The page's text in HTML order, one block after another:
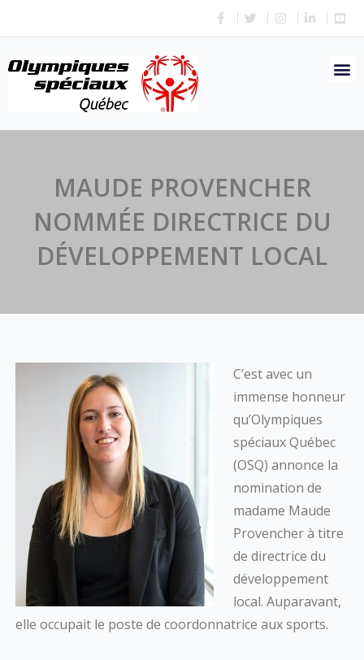
MAUDE PROVENCHER
NOMMÉE DIRECTRICE DU
DÉVELOPPEMENT LOCAL
C’est avec un
immense honneur
qu’Olympiques
spéciaux Québec
(OSQ) annonce la
nomination de
madame Maude
Provencher à titre
de directrice du
développement
local. Auparavant,
elle occupait le poste de coordonnatrice aux sports.